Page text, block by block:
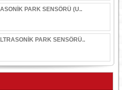
PARK SENSÖRÜ (U..
PARK SENSÖRÜ..